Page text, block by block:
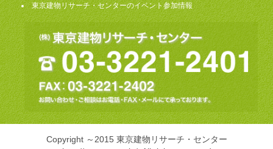
東京建物リサーチ・センターのイベント参加情報
Copyright ～2015 東京建物リサーチ・センター